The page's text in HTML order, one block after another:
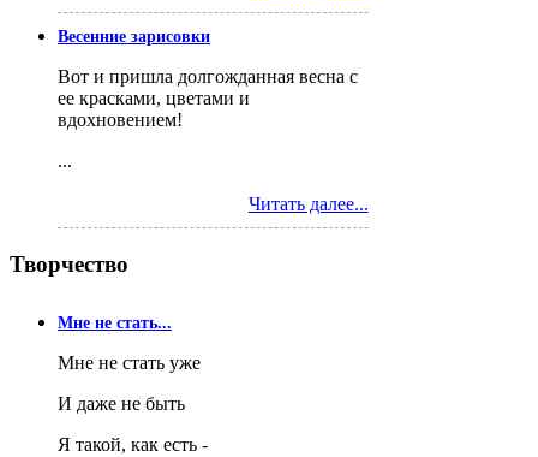
Весенние зарисовки
Вот и пришла долгожданная весна с
ее красками, цветами и
вдохновением!
...
Читать далее...
Творчество
Мне не стать...
Мне не стать уже
И даже не быть
Я такой, как есть -